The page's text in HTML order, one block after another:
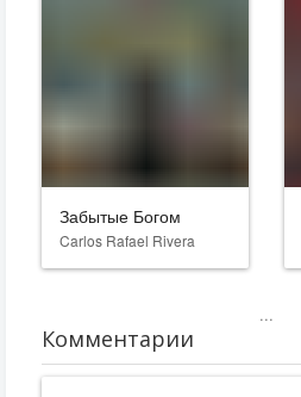
Забытые Богом
Carlos Rafael Rivera
...
Комментарии